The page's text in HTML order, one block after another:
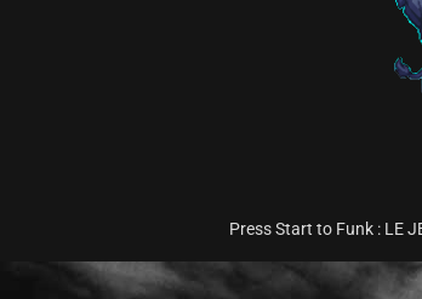
Press Start to Funk : LE